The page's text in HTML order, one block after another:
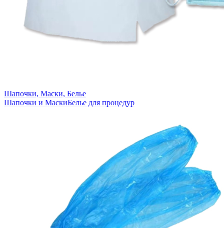
Шапочки, Маски, Белье
Шапочки и МаскиБелье для процедур